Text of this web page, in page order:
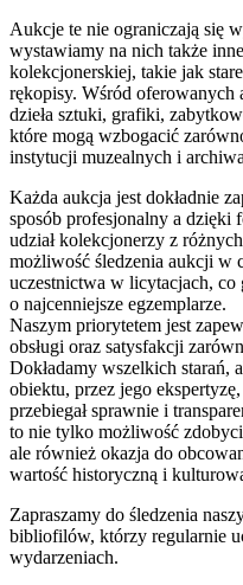
Aukcje te nie ograniczają się
wystawiamy na nich także
kolekcjonerskiej, takie jak
rękopisy. Wśród oferowanych
dzieła sztuki, grafiki,
które mogą wzbogacić
instytucji muzealnych i
Każda aukcja jest dokładnie
sposób profesjonalny a
udział kolekcjonerzy z
możliwość śledzenia aukcji w
uczestnictwa w licytacjach,
o najcenniejsze egzemplarze.
Naszym priorytetem jest
obsługi oraz satysfakcji
Dokładamy wszelkich starań,
obiektu, przez jego
przebiegał sprawnie i
to nie tylko możliwość
ale również okazja do
wartość historyczną i
Zapraszamy do śledzenia
bibliofilów, którzy regularnie
wydarzeniach.